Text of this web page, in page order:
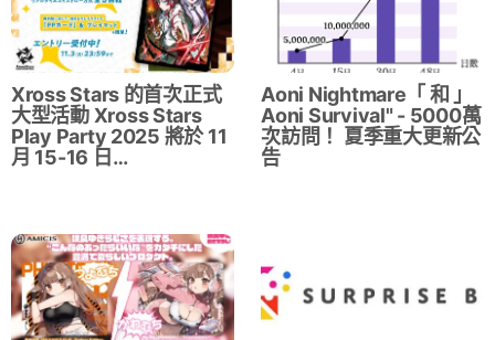
Xross Stars 的首次正式
大型活動 Xross Stars
Play Party 2025 將於 11
月 15-16 日…
Aoni Nightmare「 和 」
Aoni Survival" - 5000萬
次訪問！ 夏季重大更新公
告